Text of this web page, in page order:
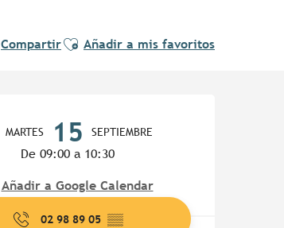
CompartirAjouter aux favoris
Añadir a mis favoritos
MARTES 15 SEPTIEMBRE
De 09:00 a 10:30
Añadir a Google Calendar
02 98 89 05 ▒▒